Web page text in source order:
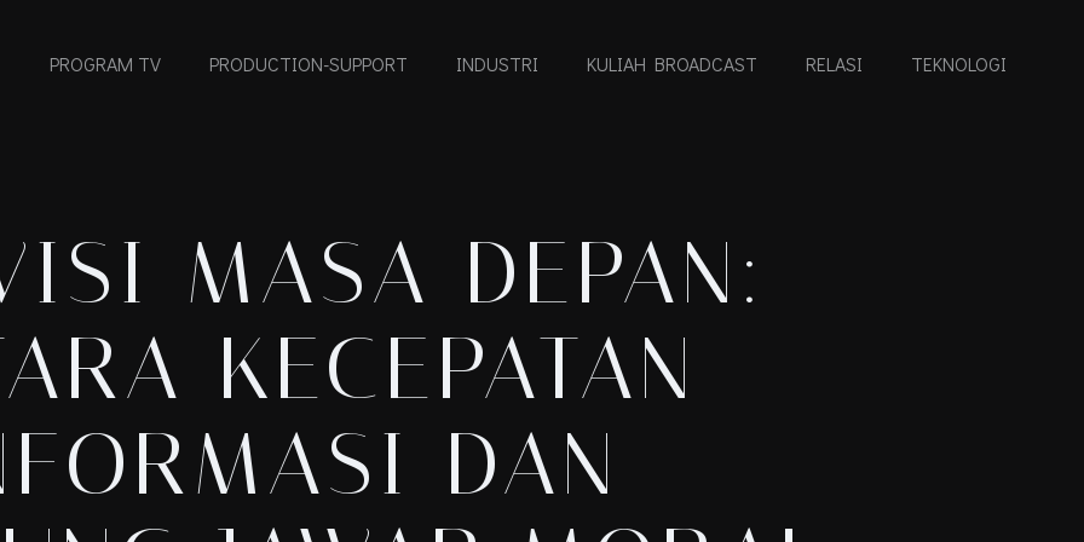
PROGRAM TV PRODUCTION-SUPPORT INDUSTRI KULIAH BROADCAST RELASI TEKNOLOGI
MASA DEPAN:
KECEPATAN
DAN